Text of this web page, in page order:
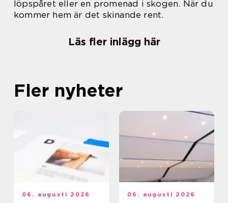
löpspåret eller en promenad i skogen. När du
kommer hem är det skinande rent.
Läs fler inlägg här
Fler nyheter
06. augusti 2026 06. augusti 2026